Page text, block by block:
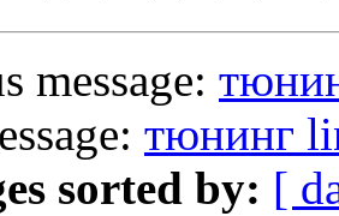
message:
тюнинг
sorted by: [